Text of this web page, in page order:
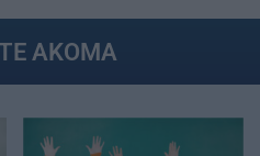
ΑΚΟΜΑ